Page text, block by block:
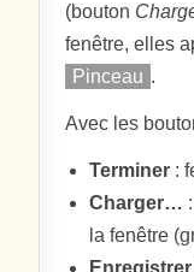
(bouton
fenêtre, elles
Pinceau .
Avec les
Terminer :
Charger…
la fenêtre